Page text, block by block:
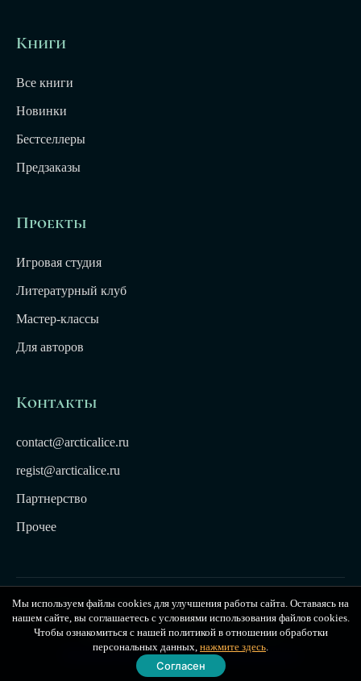
Книги
Все книги
Новинки
Бестселлеры
Предзаказы
Проекты
Игровая студия
Литературный клуб
Мастер-классы
Для авторов
Контакты
contact@arcticalice.ru
regist@arcticalice.ru
Партнерство
Прочее
© 2022-2026 Издательство Арктики Лёд. Все права
защищены. Издательство Arctic Ice
Публичная оферта|Политика конфиденциальности
Мы используем файлы cookies для улучшения работы сайта. Оставаясь на
нашем сайте, вы соглашаетесь с условиями использования файлов cookies.
Чтобы ознакомиться с нашей политикой в отношении обработки
персональных данных, нажмите здесь.
Согласен